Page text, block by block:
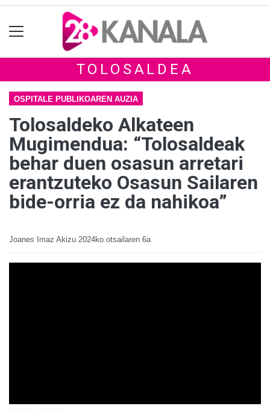
TOLOSALDEA
OSPITALE PUBLIKOAREN AUZIA
Tolosaldeko Alkateen
Mugimendua: “Tolosaldeak
behar duen osasun arretari
erantzuteko Osasun Sailaren
bide-orria ez da nahikoa”
Joanes Imaz Akizu 2024ko otsailaren 6a